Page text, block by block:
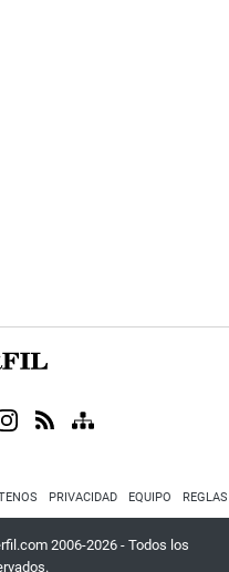
PRIVACIDAD EQUIPO
2006-2026 - Todos los